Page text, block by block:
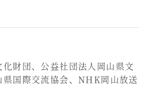
財団、公益社団法人岡山県文
国際交流協会、NHK岡山放送